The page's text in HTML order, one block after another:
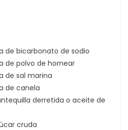
de bicarbonato de sodio
de polvo de hornear
de sal marina
de canela
derretida o aceite de
cruda